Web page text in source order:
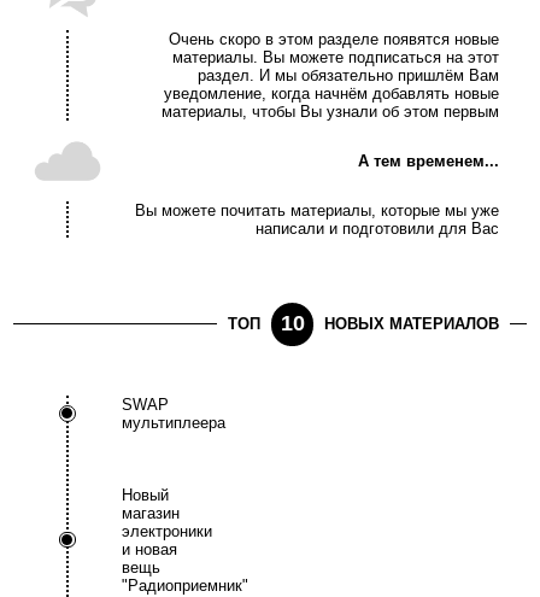
Очень скоро в этом разделе появятся новые
материалы. Вы можете подписаться на этот
раздел. И мы обязательно пришлём Вам
уведомление, когда начнём добавлять новые
материалы, чтобы Вы узнали об этом первым
А тем временем...
Вы можете почитать материалы, которые мы уже
написали и подготовили для Вас
ТОП 10 НОВЫХ МАТЕРИАЛОВ
SWAP
мультиплеера
Новый
магазин
электроники
и новая
вещь
"Радиоприемник"